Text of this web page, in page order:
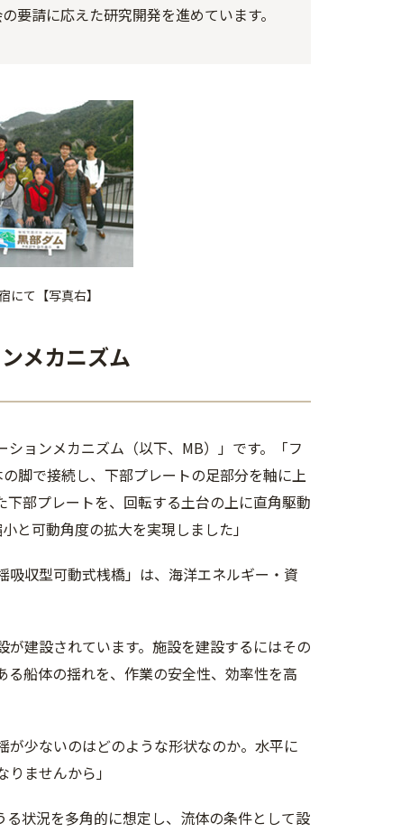
要請に応えた研究開発を進めています。
にて【写真右】
メカニズム
ョンメカニズム（以下、MB）」です。「フ
脚で接続し、下部プレートの足部分を軸に上
部プレートを、回転する土台の上に直角駆動
と可動角度の拡大を実現しました」
収型可動式桟橋」は、海洋エネルギー・資
が建設されています。施設を建設するにはその
船体の揺れを、作業の安全性、効率性を高
少ないのはどのような形状なのか。水平に
ませんから」
状況を多角的に想定し、流体の条件として設